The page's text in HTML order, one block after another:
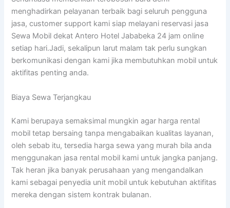
menghadirkan pelayanan terbaik bagi seluruh pengguna
jasa, customer support kami siap melayani reservasi jasa
Sewa Mobil dekat Antero Hotel Jababeka 24 jam online
setiap hari.Jadi, sekalipun larut malam tak perlu sungkan
berkomunikasi dengan kami jika membutuhkan mobil untuk
aktifitas penting anda.
Biaya Sewa Terjangkau
Kami berupaya semaksimal mungkin agar harga rental
mobil tetap bersaing tanpa mengabaikan kualitas layanan,
oleh sebab itu, tersedia harga sewa yang murah bila anda
menggunakan jasa rental mobil kami untuk jangka panjang.
Tak heran jika banyak perusahaan yang mengandalkan
kami sebagai penyedia unit mobil untuk kebutuhan aktifitas
mereka dengan sistem kontrak bulanan.